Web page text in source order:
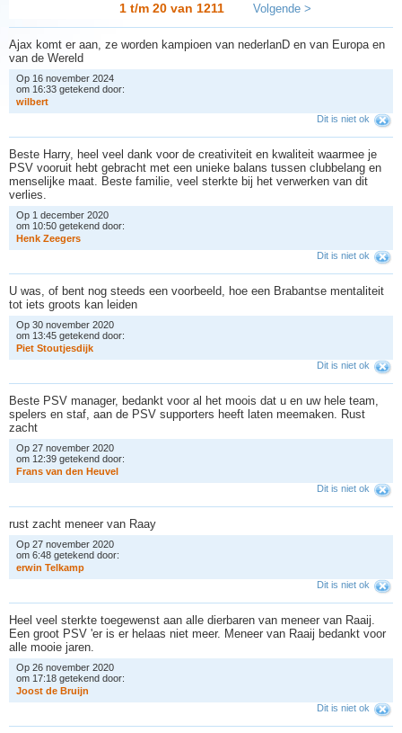
1 t/m 20 van 1211 Volgende >
Ajax komt er aan, ze worden kampioen van nederlanD en van Europa en
van de Wereld
Op 16 november 2024
om 16:33 getekend door:
wilbert
Dit is niet ok
Beste Harry, heel veel dank voor de creativiteit en kwaliteit waarmee je
PSV vooruit hebt gebracht met een unieke balans tussen clubbelang en
menselijke maat. Beste familie, veel sterkte bij het verwerken van dit
verlies.
Op 1 december 2020
om 10:50 getekend door:
Henk Zeegers
Dit is niet ok
U was, of bent nog steeds een voorbeeld, hoe een Brabantse mentaliteit
tot iets groots kan leiden
Op 30 november 2020
om 13:45 getekend door:
Piet Stoutjesdijk
Dit is niet ok
Beste PSV manager, bedankt voor al het moois dat u en uw hele team,
spelers en staf, aan de PSV supporters heeft laten meemaken. Rust
zacht
Op 27 november 2020
om 12:39 getekend door:
Frans van den Heuvel
Dit is niet ok
rust zacht meneer van Raay
Op 27 november 2020
om 6:48 getekend door:
erwin Telkamp
Dit is niet ok
Heel veel sterkte toegewenst aan alle dierbaren van meneer van Raaij.
Een groot PSV 'er is er helaas niet meer. Meneer van Raaij bedankt voor
alle mooie jaren.
Op 26 november 2020
om 17:18 getekend door:
Joost de Bruijn
Dit is niet ok